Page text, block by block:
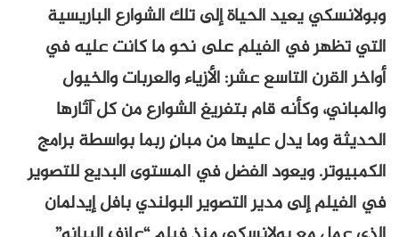
وبولانسكي يعيد الحياة إلى تلك الشوارع الباريسية
التي تظهر في الفيلم على نحو ما كانت عليه في
أواخر القرن التاسع عشر: الأزياء والعربات والخيول
والمباني، وكأنه قام بتفريغ الشوارع من كل آثارها
الحديثة وما يدل عليها من مبانٍ ربما بواسطة برامج
الكمبيوتر. ويعود الفضل في المستوى البديع للتصوير
في الفيلم إلى مدير التصوير البولندي بافل إيدلمان